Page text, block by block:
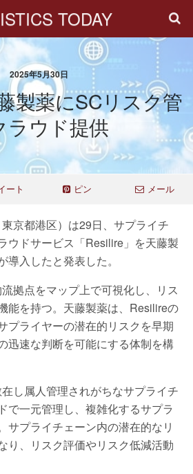
TODAY
2025年5月30日
製薬にSCリスク管
ラウド提供
ート ピン メール
京都港区）は29日、サプライチ
ウドサービス「Resilire」を天藤製
入したと発表した。
拠点をマップ上で可視化し、リス
能を持つ。天藤製薬は、Resilireの
プライヤーの潜在的リスクを早期
迅速な判断を可能にする体制を構
し属人管理されがちなサプライチ
で一元管理し、複雑化するサプラ
サプライチェーン内の潜在的なリ
り、リスク評価やリスク低減活動